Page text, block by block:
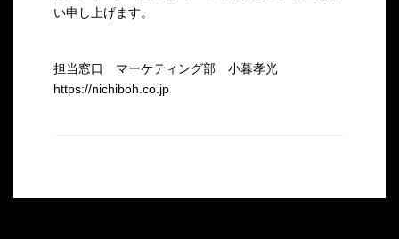
い申し上げます。
担当窓口 マーケティング部 小暮孝光
https://nichiboh.co.jp